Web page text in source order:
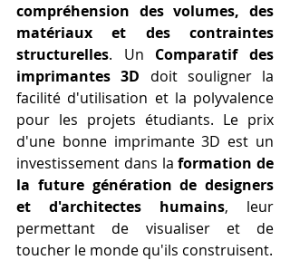
compréhension des volumes, des
matériaux et des contraintes
structurelles. Un Comparatif des
imprimantes 3D doit souligner la
facilité d'utilisation et la polyvalence
pour les projets étudiants. Le prix
d'une bonne imprimante 3D est un
investissement dans la formation de
la future génération de designers
et d'architectes humains, leur
permettant de visualiser et de
toucher le monde qu'ils construisent.